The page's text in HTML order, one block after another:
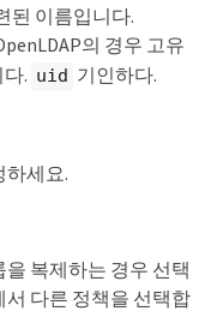
된 이름입니다.
의 경우 고유
. uid 기인하다.
하세요.
복제하는 경우 선택
다른 정책을 선택합